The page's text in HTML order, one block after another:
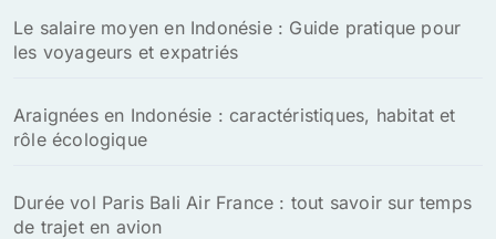
Le salaire moyen en Indonésie : Guide pratique pour
les voyageurs et expatriés
Araignées en Indonésie : caractéristiques, habitat et
rôle écologique
Durée vol Paris Bali Air France : tout savoir sur temps
de trajet en avion